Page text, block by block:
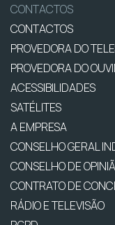
CONTACTOS
CONTACTOS
PROVEDORA DO
PROVEDORA DO
ACESSIBILIDADES
SATÉLITES
A EMPRESA
CONSELHO GERAL
CONSELHO DE
CONTRATO DE
RÁDIO E TELEVISÃO